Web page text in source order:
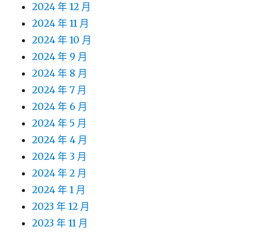
2024 年 12 月
2024 年 11 月
2024 年 10 月
2024 年 9 月
2024 年 8 月
2024 年 7 月
2024 年 6 月
2024 年 5 月
2024 年 4 月
2024 年 3 月
2024 年 2 月
2024 年 1 月
2023 年 12 月
2023 年 11 月